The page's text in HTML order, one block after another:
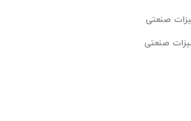
صنعتی
صنعتی